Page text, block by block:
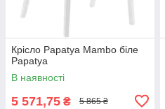
Крісло Papatya Mambo біле
Papatya
В наявності
5 571,75 ₴ 5 865 ₴